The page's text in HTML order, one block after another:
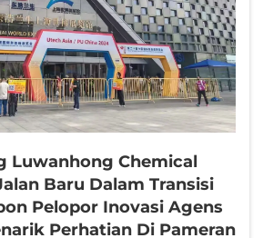
Luwanhong Chemical
Baru Dalam Transisi
Pelopor Inovasi Agens
Perhatian Di Pameran